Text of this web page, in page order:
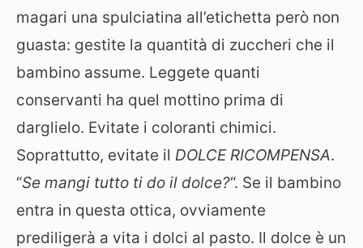
magari una spulciatina all’etichetta però non
guasta: gestite la quantità di zuccheri che il
bambino assume. Leggete quanti
conservanti ha quel mottino prima di
darglielo. Evitate i coloranti chimici.
Soprattutto, evitate il DOLCE RICOMPENSA.
“Se mangi tutto ti do il dolce?“. Se il bambino
entra in questa ottica, ovviamente
prediligerà a vita i dolci al pasto. Il dolce è un